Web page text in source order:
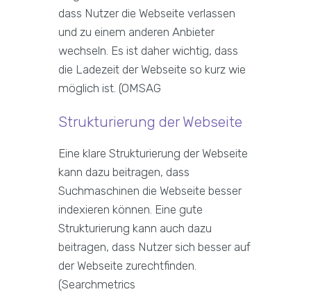
dass Nutzer die Webseite verlassen
und zu einem anderen Anbieter
wechseln. Es ist daher wichtig, dass
die Ladezeit der Webseite so kurz wie
möglich ist. (OMSAG
Strukturierung der Webseite
Eine klare Strukturierung der Webseite
kann dazu beitragen, dass
Suchmaschinen die Webseite besser
indexieren können. Eine gute
Strukturierung kann auch dazu
beitragen, dass Nutzer sich besser auf
der Webseite zurechtfinden.
(Searchmetrics